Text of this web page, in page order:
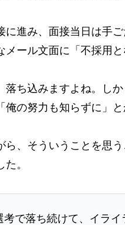
に進み、面接当日は手
メール文面に「不採用と
落ち込みますよね。し
俺の努力も知らずに」
ら、そういうことを思
。
考で落ち続けて、イラ